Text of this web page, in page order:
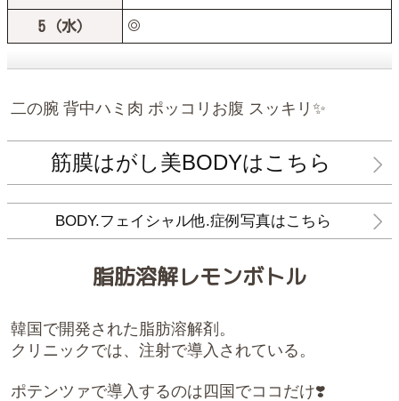
5（水） ◎
二の腕 背中ハミ肉 ポッコリお腹 スッキリ✨
筋膜はがし美BODYはこちら
BODY.フェイシャル他.症例写真はこちら
脂肪溶解レモンボトル
韓国で開発された脂肪溶解剤。
クリニックでは、注射で導入されている。
ポテンツァで導入するのは四国でココだけ❣️